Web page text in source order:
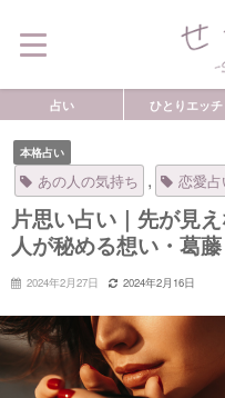
占い ひとりエッチ
本格占い
あの人の気持ち , 恋愛占
片思い占い｜先が見
人が秘める想い・葛藤
2024年2月27日 2024年2月16日